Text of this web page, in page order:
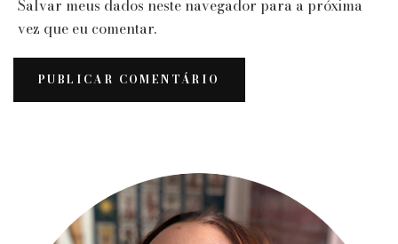
Salvar meus dados neste navegador para a próxima
vez que eu comentar.